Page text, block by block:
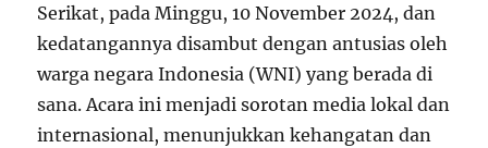
Serikat, pada Minggu, 10 November 2024, dan
kedatangannya disambut dengan antusias oleh
warga negara Indonesia (WNI) yang berada di
sana. Acara ini menjadi sorotan media lokal dan
internasional, menunjukkan kehangatan dan